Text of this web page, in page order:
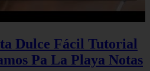
Dulce Fácil Tutorial
Pa La Playa Notas